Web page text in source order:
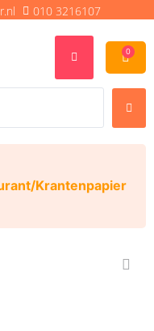
010 3216107
0
Krantenpapier